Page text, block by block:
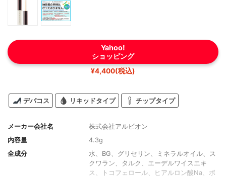
Yahoo!
ショッピング
¥4,400(税込)
デパコス リキッドタイプ チップタイプ
メーカー会社名
株式会社アルビオン
内容量
4.3g
全成分
水、BG、グリセリン、ミネラルオイル、ス
クワラン、タルク、エーデルワイスエキ
ス、トコフェロール、ヒアルロン酸Na、ボ